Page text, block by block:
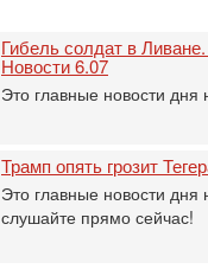
Гибель солдат в
Новости 6.07
Это главные новости дня
Трамп опять грозит
Это главные новости
слушайте прямо сейчас!